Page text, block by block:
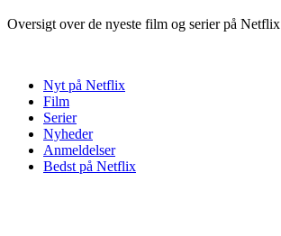
Oversigt over de nyeste film og serier på Netflix
Nyt på Netflix
Film
Serier
Nyheder
Anmeldelser
Bedst på Netflix